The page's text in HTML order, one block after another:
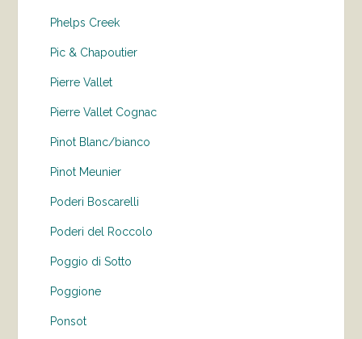
Phelps Creek
Pic & Chapoutier
Pierre Vallet
Pierre Vallet Cognac
Pinot Blanc/bianco
Pinot Meunier
Poderi Boscarelli
Poderi del Roccolo
Poggio di Sotto
Poggione
Ponsot